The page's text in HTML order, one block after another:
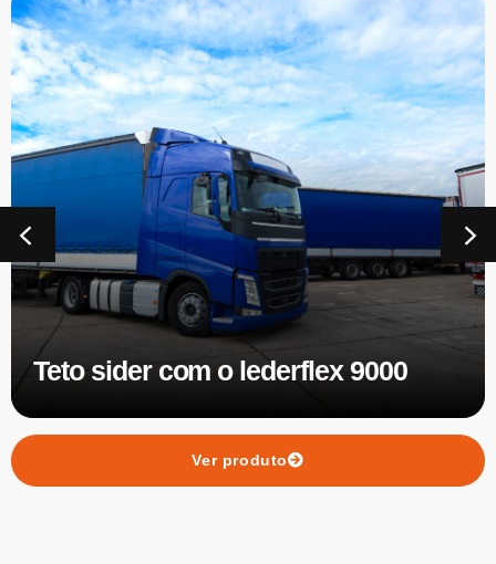
Toldo com laminado canvas df/fg
aplicado
Ver produto